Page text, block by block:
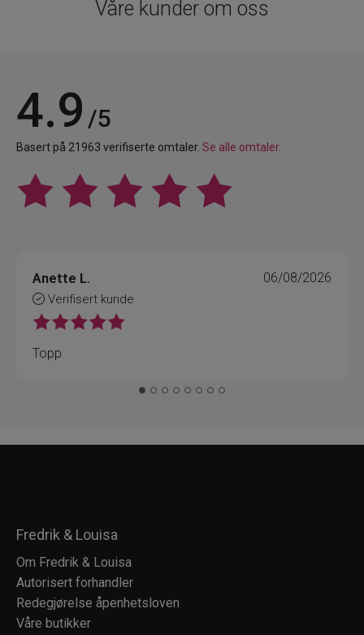
Våre kunder om oss
4.9 /5
Basert på 21963 verifiserte omtaler. Se alle omtaler.
Anette L.
Verifisert kunde
06/08/2026
Topp
Fredrik & Louisa
Om Fredrik & Louisa
Autorisert forhandler
Redegjørelse åpenhetsloven
Våre butikker